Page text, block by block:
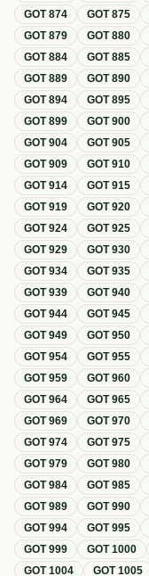
GOT874 GOT875
GOT879 GOT880
GOT884 GOT885
GOT889 GOT890
GOT894 GOT895
GOT899 GOT900
GOT904 GOT905
GOT909 GOT910
GOT914 GOT915
GOT919 GOT920
GOT924 GOT925
GOT929 GOT930
GOT934 GOT935
GOT939 GOT940
GOT944 GOT945
GOT949 GOT950
GOT954 GOT955
GOT959 GOT960
GOT964 GOT965
GOT969 GOT970
GOT974 GOT975
GOT979 GOT980
GOT984 GOT985
GOT989 GOT990
GOT994 GOT995
GOT999 GOT1000
GOT1004 GOT1005